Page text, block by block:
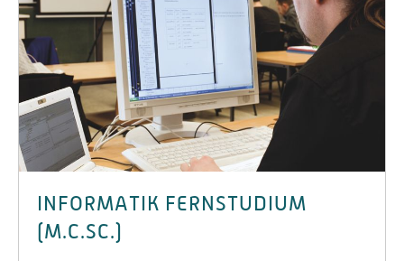
INFORMATIK FERNSTUDIUM
(M.C.SC.)